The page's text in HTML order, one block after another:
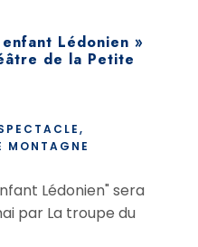
Lédonien »
de la Petite
,
MONTAGNE
Lédonien" sera
par La troupe du